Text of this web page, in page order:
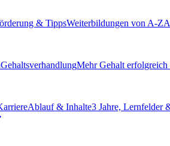
& TippsWeiterbildungen von A-Z
GehaltsverhandlungMehr Gehalt erfolgreich
Ablauf & Inhalte3 Jahre, Lernfelder